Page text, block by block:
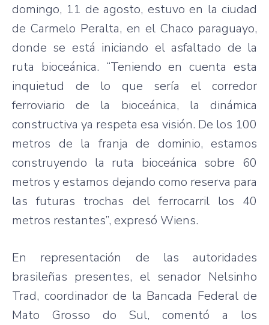
domingo, 11 de agosto, estuvo en la ciudad
de Carmelo Peralta, en el Chaco paraguayo,
donde se está iniciando el asfaltado de la
ruta bioceánica. “Teniendo en cuenta esta
inquietud de lo que sería el corredor
ferroviario de la bioceánica, la dinámica
constructiva ya respeta esa visión. De los 100
metros de la franja de dominio, estamos
construyendo la ruta bioceánica sobre 60
metros y estamos dejando como reserva para
las futuras trochas del ferrocarril los 40
metros restantes”, expresó Wiens.
En representación de las autoridades
brasileñas presentes, el senador Nelsinho
Trad, coordinador de la Bancada Federal de
Mato Grosso do Sul, comentó a los